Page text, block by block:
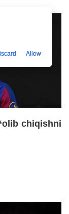
chiqishni
Allow